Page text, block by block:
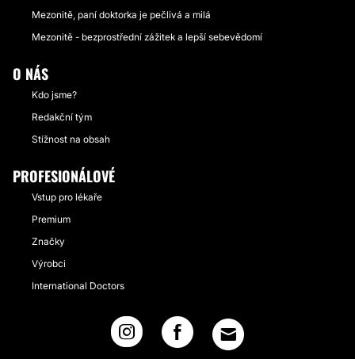
Mezonitě, paní doktorka je pečlivá a milá
Mezonitě - bezprostřední zážitek a lepší sebevědomí
O NÁS
Kdo jsme?
Redakční tým
Stížnost na obsah
PROFESIONÁLOVÉ
Vstup pro lékaře
Premium
Značky
Výrobci
International Doctors